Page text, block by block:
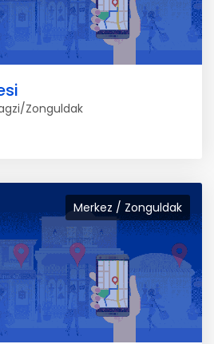
Zonguldak
Merkez / Zonguldak